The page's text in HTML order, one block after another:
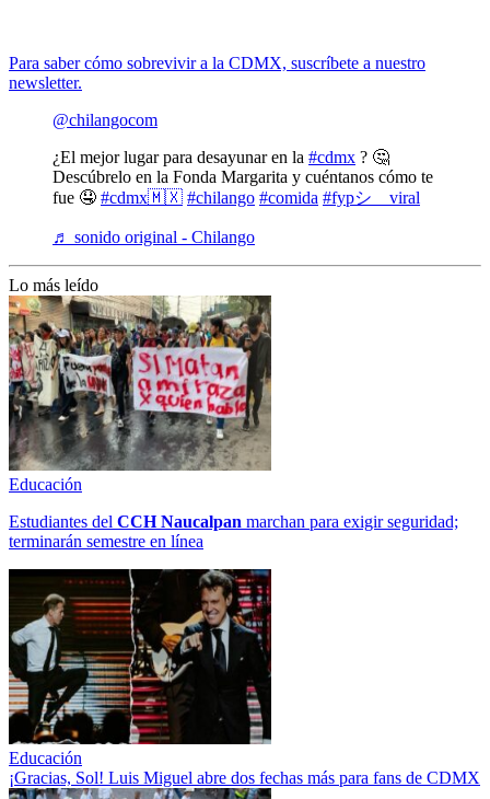
Para saber cómo sobrevivir a la CDMX, suscríbete a nuestro
newsletter.
@chilangocom
¿El mejor lugar para desayunar en la #cdmx ? 🤔
Descúbrelo en la Fonda Margarita y cuéntanos cómo te
fue 🤤 #cdmx🇲🇽 #chilango #comida #fypシ゚viral
♬ sonido original - Chilango
Lo más leído
Educación
Estudiantes del CCH Naucalpan marchan para exigir seguridad;
terminarán semestre en línea
Educación
¡Gracias, Sol! Luis Miguel abre dos fechas más para fans de CDMX